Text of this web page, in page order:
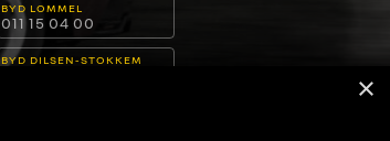
BYD LOMMEL
011 15 04 00
BYD DILSEN-STOKKEM
×